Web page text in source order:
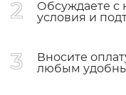
2
Обсуждаете с
условия и
3
Вносите
любым